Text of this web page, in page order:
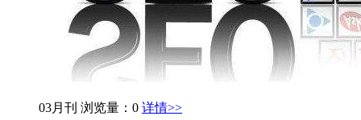
03月刊 浏览量：0 详情>>